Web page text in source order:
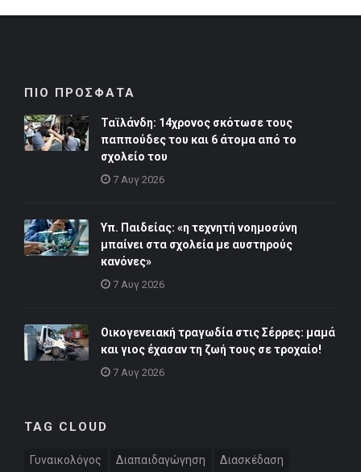
ΠΙΟ ΠΡΟΣΦΑΤΑ
Ταϊλάνδη: 14χρονος σκότωσε τους
παππούδες του και 6 άτομα από το
σχολείο του
7 Αυγ 2026
Υπ. Παιδείας: «η τεχνητή νοημοσύνη
μπαίνει στα σχολεία με αυστηρούς
κανόνες»
7 Αυγ 2026
Οικογενειακή τραγωδία στις Σέρρες: μαμά
και γιος έχασαν τη ζωή τους σε τροχαίο!
7 Αυγ 2026
TAG CLOUD
Γυναικολόγος Διαπαιδαγώγηση Διασκέδαση